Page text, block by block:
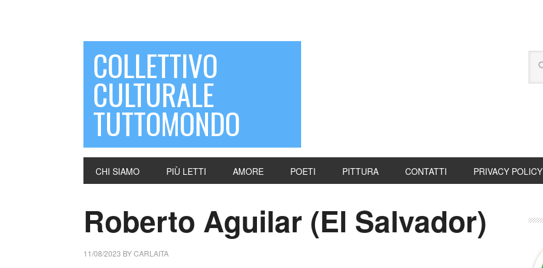
COLLETTIVO
CULTURALE
TUTTOMONDO
CHI SIAMO PIÙ LETTI AMORE POETI PITTURA CONTATTI PRIVACY POLICY
Roberto Aguilar (El Salvador)
11/08/2023 BYCARLAITA